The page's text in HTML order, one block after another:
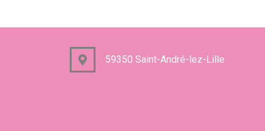
59350 Saint-André-lez-Lille